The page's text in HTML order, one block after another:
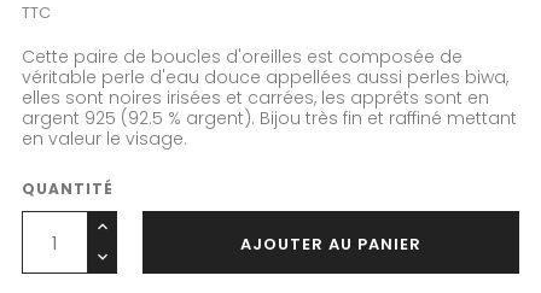
TTC
Cette paire de boucles d'oreilles est composée de
véritable perle d'eau douce appellées aussi perles biwa,
elles sont noires irisées et carrées, les apprêts sont en
argent 925 (92.5 % argent). Bijou très fin et raffiné mettant
en valeur le visage.
QUANTITÉ
AJOUTER AU PANIER